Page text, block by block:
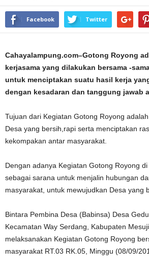
Facebook Twitter
Cahayalampung.com–Gotong Royong
kerjasama yang dilakukan bersama -
untuk menciptakan suatu hasil kerja
dengan kesadaran dan tanggung jawab
Tujuan dari Kegiatan Gotong Royong
Desa yang bersih,rapi serta menciptakan
kekompakan antar masyarakat.
Dengan adanya Kegiatan Gotong Royong
sebagai sarana untuk menjalin hubungan
masyarakat, untuk mewujudkan Desa yang
Bintara Pembina Desa (Babinsa) Desa
Kecamatan Way Serdang, Kabupaten
melaksanakan Kegiatan Gotong Royong
masyarakat RT.03 RK.05, Minggu (08/09/